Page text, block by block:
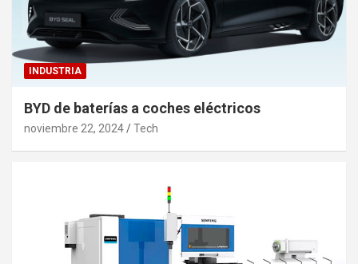
INDUSTRIA
BYD de baterías a coches eléctricos
noviembre 22, 2024 Tech